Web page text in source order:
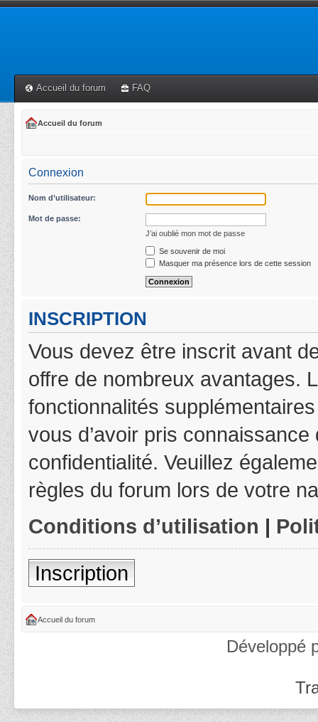
Accueil du forum FAQ
Accueil du forum
Connexion
Nom d’utilisateur:
Mot de passe:
J’ai oublié mon mot de passe
Se souvenir de moi
Masquer ma présence lors de cette session
INSCRIPTION
Vous devez être inscrit avant
offre de nombreux avantages.
fonctionnalités
vous d’avoir pris
confidentialité. Veuillez
règles du forum lors de votre
Conditions d’utilisation |
Inscription
Accueil du forum
Développé